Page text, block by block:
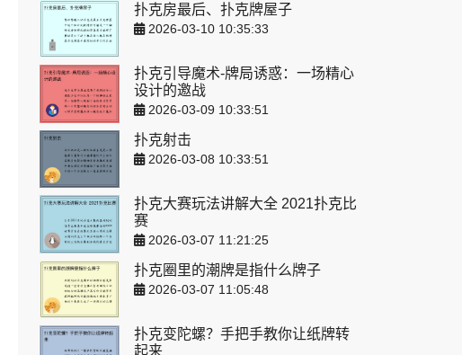
扑克房最后、扑克牌屋子
2026-03-10 10:35:33
扑克引导魔术-牌局诱惑：一场精心
设计的邀战
2026-03-09 10:33:51
扑克射击
2026-03-08 10:33:51
扑克大赛玩法讲解大全 2021扑克比
赛
2026-03-07 11:21:25
扑克圈里的潮牌是指什么牌子
2026-03-07 11:05:48
扑克变陀螺？手把手教你让纸牌转
起来